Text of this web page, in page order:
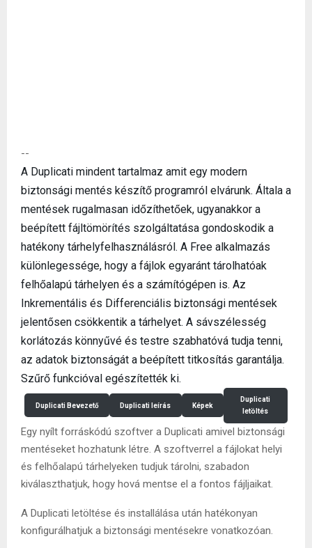
--
A Duplicati mindent tartalmaz amit egy modern
biztonsági mentés készítő programról elvárunk. Általa a
mentések rugalmasan időzíthetőek, ugyanakkor a
beépített fájltömörítés szolgáltatása gondoskodik a
hatékony tárhelyfelhasználásról. A Free alkalmazás
különlegessége, hogy a fájlok egyaránt tárolhatóak
felhőalapú tárhelyen és a számítógépen is. Az
Inkrementális és Differenciális biztonsági mentések
jelentősen csökkentik a tárhelyet. A sávszélesség
korlátozás könnyűvé és testre szabhatóvá tudja tenni,
az adatok biztonságát a beépített titkosítás garantálja.
Szűrő funkcióval egészítették ki.
Duplicati Bevezető Duplicati leírás Képek
Duplicati
letöltés
Egy nyílt forráskódú szoftver a Duplicati amivel biztonsági
mentéseket hozhatunk létre. A szoftverrel a fájlokat helyi
és felhőalapú tárhelyeken tudjuk tárolni, szabadon
kiválaszthatjuk, hogy hová mentse el a fontos fájljaikat.
A Duplicati letöltése és installálása után hatékonyan
konfigurálhatjuk a biztonsági mentésekre vonatkozóan.